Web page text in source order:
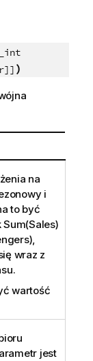
)
na
i
to być
wraz z
wartość
jest